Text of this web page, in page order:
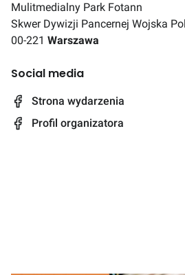
Mulitmedialny Park Fotann
Skwer Dywizji Pancernej Wojska
00-221 Warszawa
Social media
Strona wydarzenia
Profil organizatora